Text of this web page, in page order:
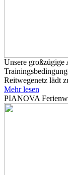
Unsere großzügige
Reitwegenetz lädt
Mehr lesen
PIANOVA